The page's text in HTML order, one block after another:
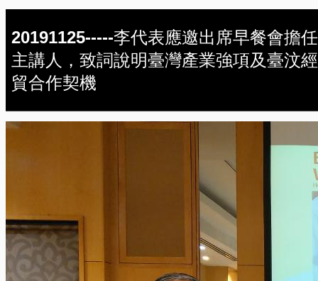
20191125-----李代表應邀出席早餐會擔任
主講人，致詞說明臺灣產業強項及臺汶經
貿合作契機